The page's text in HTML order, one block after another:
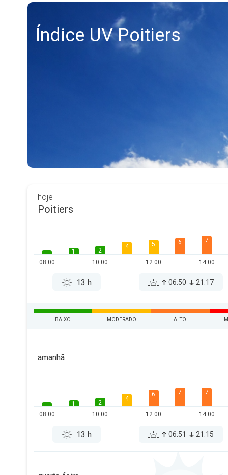
Índice UV Poitiers
hoje
Poitiers
08:00
1
2
10:00
4 5
12:00
6 7
14:00
13 h 06:50 21:17
BAIXO MODERADO ALTO
amanhã
08:00
1
2
10:00
4
6
12:00
7 7
14:00
13 h 06:51 21:15